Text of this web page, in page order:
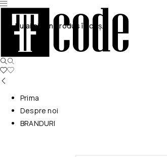
Nu ai niciun produs în coș.
Prima
Despre noi
BRANDURI